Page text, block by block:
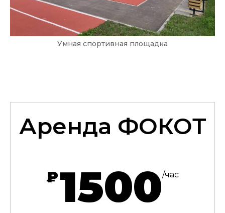
Умная спортивная площадка
Аренда ФОКОТ
₽1500/час